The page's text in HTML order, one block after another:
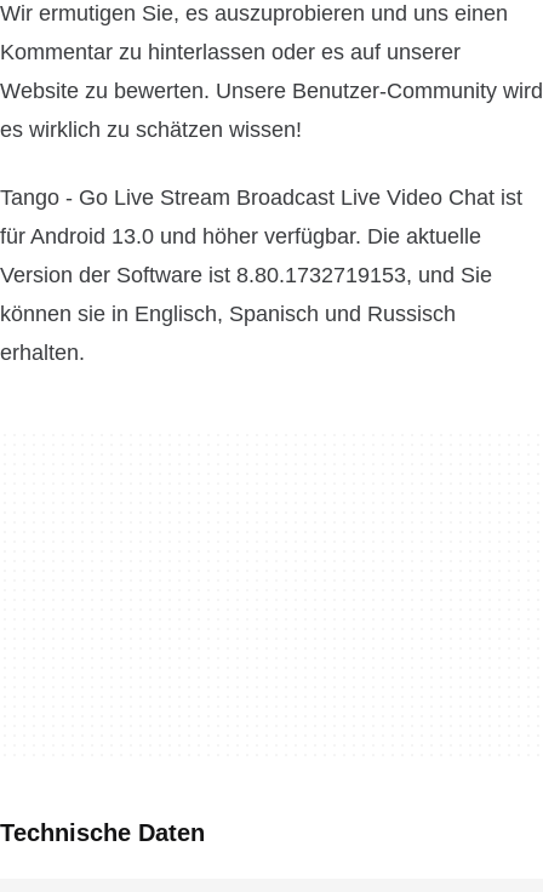
Wir ermutigen Sie, es auszuprobieren und uns einen
Kommentar zu hinterlassen oder es auf unserer
Website zu bewerten. Unsere Benutzer-Community wird
es wirklich zu schätzen wissen!
Tango - Go Live Stream Broadcast Live Video Chat ist
für Android 13.0 und höher verfügbar. Die aktuelle
Version der Software ist 8.80.1732719153, und Sie
können sie in Englisch, Spanisch und Russisch
erhalten.
Technische Daten